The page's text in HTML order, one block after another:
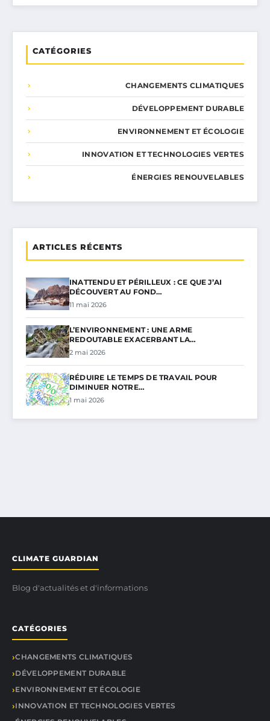
CATÉGORIES
CHANGEMENTS CLIMATIQUES
DÉVELOPPEMENT DURABLE
ENVIRONNEMENT ET ÉCOLOGIE
INNOVATION ET TECHNOLOGIES VERTES
ÉNERGIES RENOUVELABLES
ARTICLES RÉCENTS
INATTENDU ET PÉRILLEUX : CE QUE J’AI
DÉCOUVERT AU FOND…
11 mai 2026
L’ENVIRONNEMENT : UNE ARME
REDOUTABLE EXACERBANT LA…
2 mai 2026
RÉDUIRE LE TEMPS DE TRAVAIL POUR
DIMINUER NOTRE…
1 mai 2026
CLIMATE GUARDIAN
Blog d'actualités et d'informations
CATÉGORIES
CHANGEMENTS CLIMATIQUES
DÉVELOPPEMENT DURABLE
ENVIRONNEMENT ET ÉCOLOGIE
INNOVATION ET TECHNOLOGIES VERTES